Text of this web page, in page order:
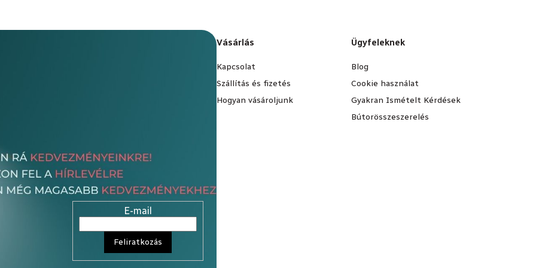
E-mail
Feliratkozás
Vásárlás
Kapcsolat
Szállítás és fizetés
Hogyan vásároljunk
Ügyfeleknek
Blog
Cookie használat
Gyakran Ismételt Kérdések
Bútorösszeszerelés